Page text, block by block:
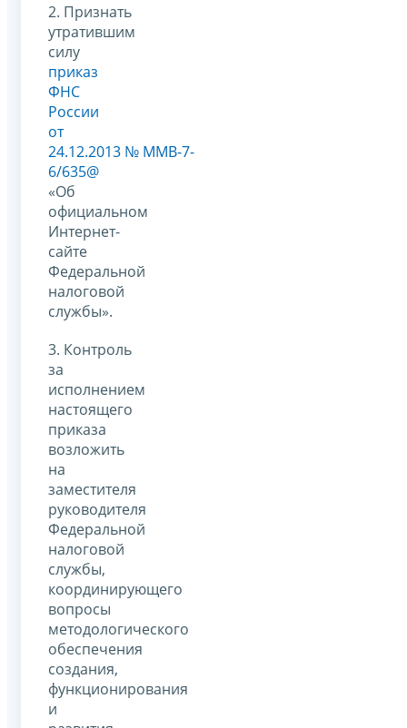
2. Признать
утратившим
силу
приказ
ФНС
России
от
24.12.2013 № ММВ-7-
6/635@
«Об
официальном
Интернет-
сайте
Федеральной
налоговой
службы».
3. Контроль
за
исполнением
настоящего
приказа
возложить
на
заместителя
руководителя
Федеральной
налоговой
службы,
координирующего
вопросы
методологического
обеспечения
создания,
функционирования
и